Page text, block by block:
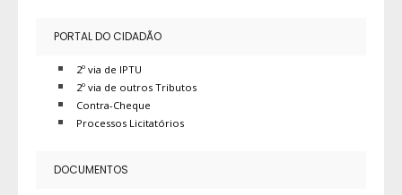
PORTAL DO CIDADÃO
2º via de IPTU
2º via de outros Tributos
Contra-Cheque
Processos Licitatórios
DOCUMENTOS